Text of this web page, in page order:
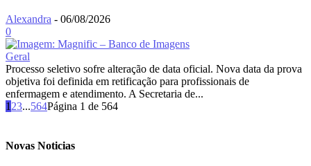
Alexandra - 06/08/2026
0
Geral
Processo seletivo sofre alteração de data oficial. Nova data da prova
objetiva foi definida em retificação para profissionais de
enfermagem e atendimento. A Secretaria de...
1 23...564Página 1 de 564
Novas Noticias